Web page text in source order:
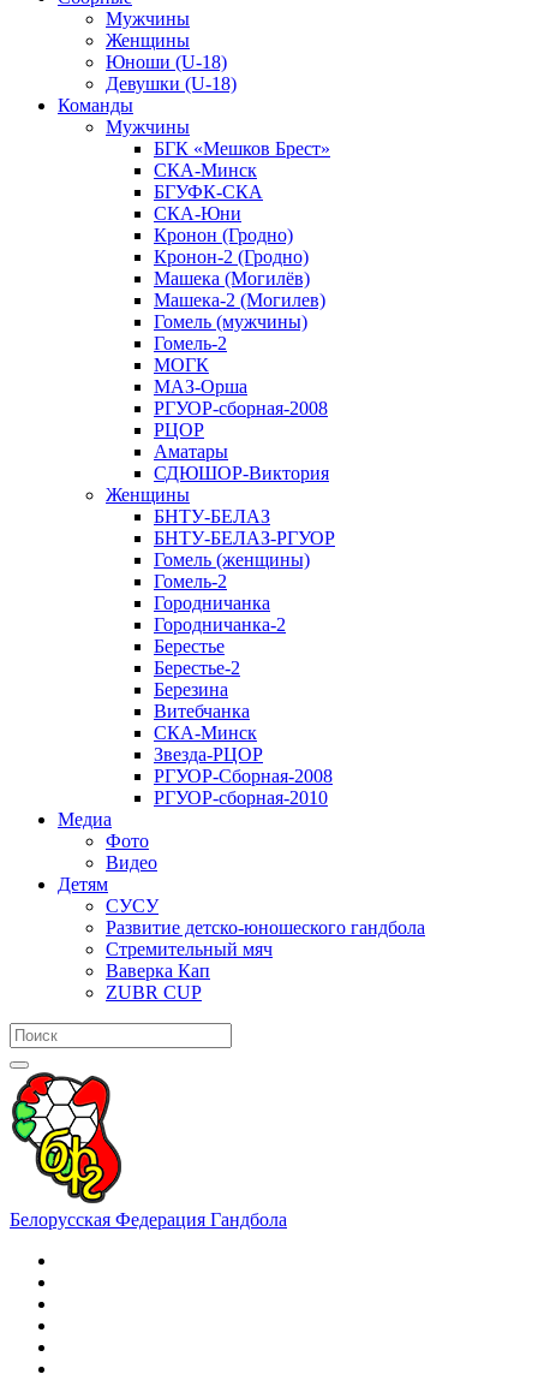
Мужчины
Женщины
Юноши (U-18)
Девушки (U-18)
Команды
Мужчины
БГК «Мешков Брест»
СКА-Минск
БГУФК-СКА
СКА-Юни
Кронон (Гродно)
Кронон-2 (Гродно)
Машека (Могилёв)
Машека-2 (Могилев)
Гомель (мужчины)
Гомель-2
МОГК
МАЗ-Орша
РГУОР-сборная-2008
РЦОР
Аматары
СДЮШОР-Виктория
Женщины
БНТУ-БЕЛАЗ
БНТУ-БЕЛАЗ-РГУОР
Гомель (женщины)
Гомель-2
Городничанка
Городничанка-2
Берестье
Берестье-2
Березина
Витебчанка
СКА-Минск
Звезда-РЦОР
РГУОР-Сборная-2008
РГУОР-сборная-2010
Медиа
Фото
Видео
Детям
СУСУ
Развитие детско-юношеского гандбола
Стремительный мяч
Ваверка Кап
ZUBR CUP
Белорусская Федерация Гандбола